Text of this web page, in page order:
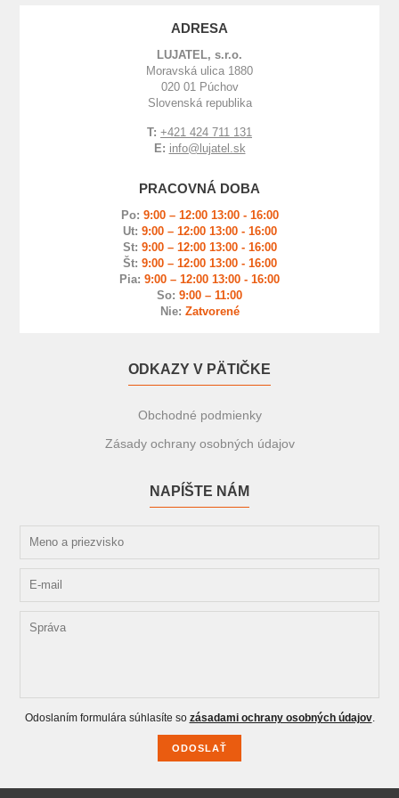
ADRESA
LUJATEL, s.r.o.
Moravská ulica 1880
020 01 Púchov
Slovenská republika
T: +421 424 711 131
E: info@lujatel.sk
PRACOVNÁ DOBA
Po: 9:00 – 12:00 13:00 - 16:00
Ut: 9:00 – 12:00 13:00 - 16:00
St: 9:00 – 12:00 13:00 - 16:00
Št: 9:00 – 12:00 13:00 - 16:00
Pia: 9:00 – 12:00 13:00 - 16:00
So: 9:00 – 11:00
Nie: Zatvorené
ODKAZY V PÄTIČKE
Obchodné podmienky
Zásady ochrany osobných údajov
NAPÍŠTE NÁM
Odoslaním formulára súhlasíte so zásadami ochrany osobných údajov.
ODOSLAŤ